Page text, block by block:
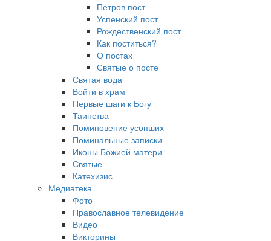
Петров пост
Успенский пост
Рождественский пост
Как поститься?
О постах
Святые о посте
Святая вода
Войти в храм
Первые шаги к Богу
Таинства
Поминовение усопших
Поминальные записки
Иконы Божией матери
Святые
Катехизис
Медиатека
Фото
Православное телевидение
Видео
Викторины